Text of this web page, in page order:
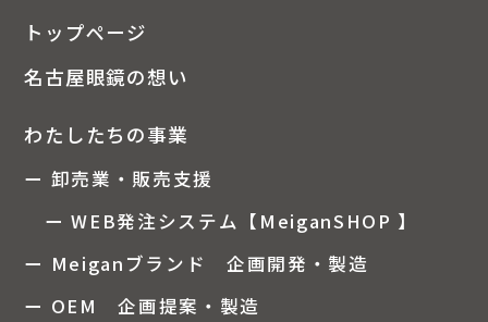
トップページ
名古屋眼鏡の想い
わたしたちの事業
ー 卸売業・販売支援
ー WEB発注システム【MeiganSHOP 】
ー Meiganブランド 企画開発・製造
ー OEM 企画提案・製造